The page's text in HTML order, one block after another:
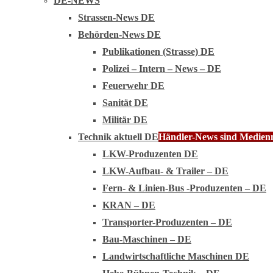
Strassen-News DE
Behörden-News DE
Publikationen (Strasse) DE
Polizei – Intern – News – DE
Feuerwehr DE
Sanität DE
Militär DE
Technik aktuell DEHändler-News sind
LKW-Produzenten DE
LKW-Aufbau- & Trailer – DE
Fern- & Linien-Bus -Produzenten – DE
KRAN – DE
Transporter-Produzenten – DE
Bau-Maschinen – DE
Landwirtschaftliche Maschinen DE